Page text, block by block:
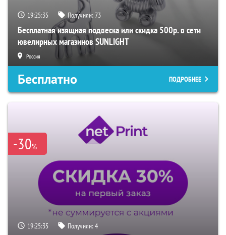
19:25:34 Получили:73
Бесплатная изящная подвеска или скидка 500р. в сети
ювелирных магазинов SUNLIGHT
Россия
Бесплатно ПОДРОБНЕЕ
-30%
19:25:34 Получили:4